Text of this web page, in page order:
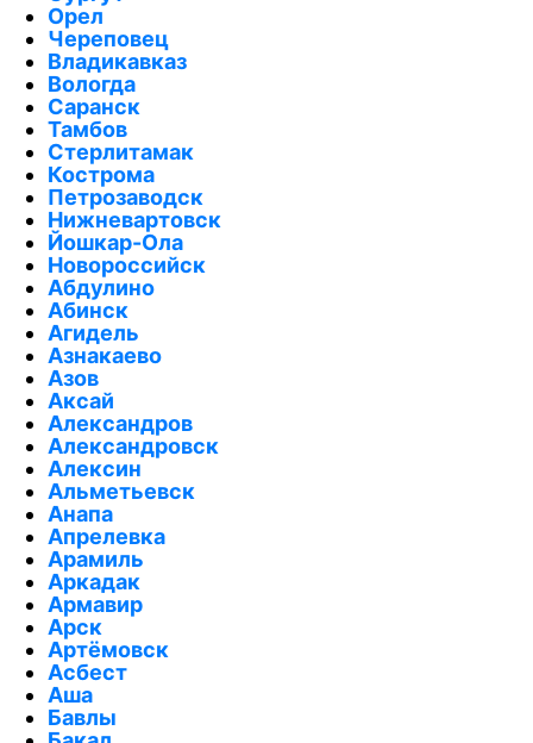
Орел
Череповец
Владикавказ
Вологда
Саранск
Тамбов
Стерлитамак
Кострома
Петрозаводск
Нижневартовск
Йошкар-Ола
Новороссийск
Абдулино
Абинск
Агидель
Азнакаево
Азов
Аксай
Александров
Александровск
Алексин
Альметьевск
Анапа
Апрелевка
Арамиль
Аркадак
Армавир
Арск
Артёмовск
Асбест
Аша
Бавлы